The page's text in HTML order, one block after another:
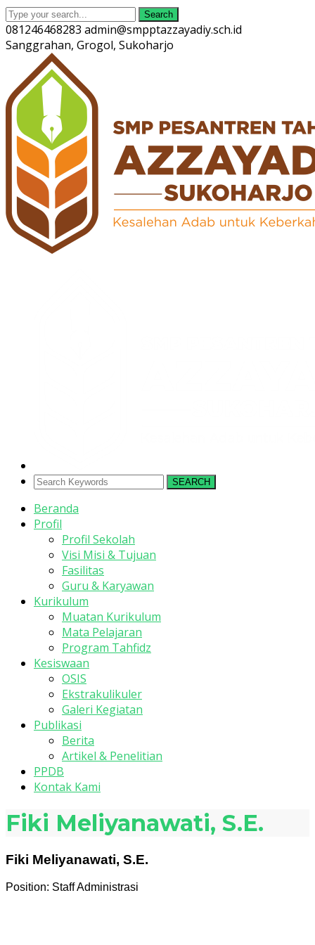
Search
081246468283 admin@smpptazzayadiy.sch.id
Sanggrahan, Grogol, Sukoharjo
Twitter
Profile
Facebook
Profile
Instagram
Profile
Youtube
Profile
SEARCH
Beranda
Profil
Profil Sekolah
Visi Misi & Tujuan
Fasilitas
Guru & Karyawan
Kurikulum
Muatan Kurikulum
Mata Pelajaran
Program Tahfidz
Kesiswaan
OSIS
Ekstrakulikuler
Galeri Kegiatan
Publikasi
Berita
Artikel & Penelitian
PPDB
Kontak Kami
Fiki Meliyanawati, S.E.
Fiki Meliyanawati, S.E.
Position: Staff Administrasi